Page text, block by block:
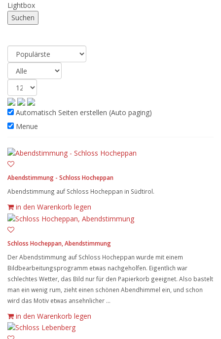
Lightbox
Automatisch Seiten erstellen (Auto paging)
Menue
Abendstimmung - Schloss Hocheppan
Abendstimmung auf Schloss Hocheppan in Südtirol.
in den Warenkorb legen
Schloss Hocheppan, Abendstimmung
Der Abendstimmung auf Schloss Hocheppan wurde mit einem
Bildbearbeitungsprogramm etwas nachgeholfen. Eigentlich war
schlechtes Wetter, das Bild nur für den Papierkorb geeignet. Also bastelt
man ein wenig rum, zieht einen schönen Abendhimmel ein, und schon
wird das Motiv etwas ansehnlicher …
in den Warenkorb legen